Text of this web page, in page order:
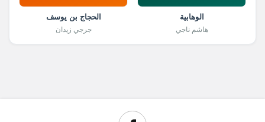
الوهابية
هاشم ناجي
الحجاج بن يوسف
جرجي زيدان